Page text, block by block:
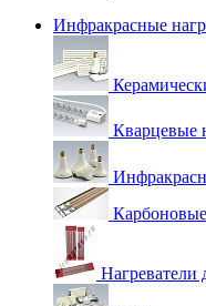
Инфракрасные
Кварцевые